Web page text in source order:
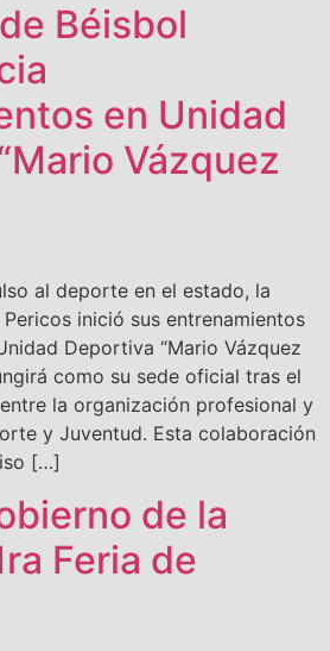
Béisbol
en Unidad
Vázquez
al deporte en el estado, la
inició sus entrenamientos
Deportiva “Mario Vázquez
como su sede oficial tras el
la organización profesional y
y Juventud. Esta colaboración
[…]
de la
Feria de